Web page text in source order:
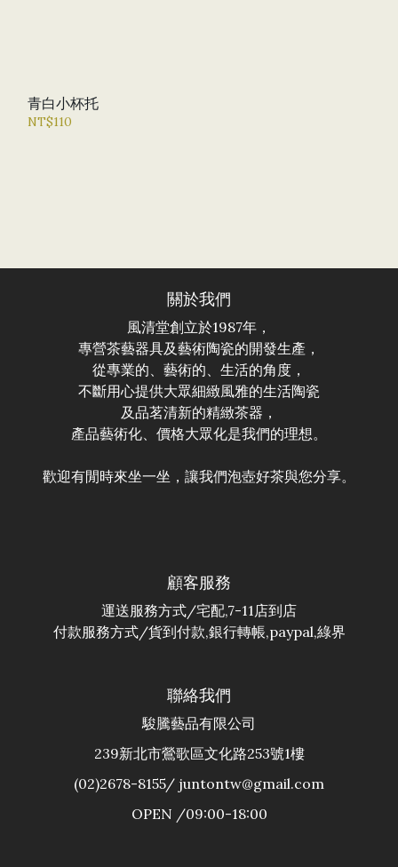
青白小杯托
NT$110
關於我們
風清堂創立於1987年，
專營茶藝器具及藝術陶瓷的開發生產，
從專業的、藝術的、生活的角度，
不斷用心提供大眾細緻風雅的生活陶瓷
及品茗清新的精緻茶器，
產品藝術化、價格大眾化是我們的理想。
歡迎有閒時來坐一坐，讓我們泡壺好茶與您分享。
顧客服務
運送服務方式/宅配,7-11店到店
付款服務方式/貨到付款,銀行轉帳,paypal,綠界
聯絡我們
駿騰藝品有限公司
239新北市鶯歌區文化路253號1樓
(02)2678-8155/ juntontw@gmail.com
OPEN /09:00-18:00